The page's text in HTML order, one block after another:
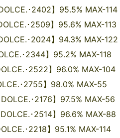
･2402】95.5% MAX-114
･2509】95.6% MAX-113
･2024】94.3% MAX-122
･2344】95.2% MAX-118
･2522】96.0% MAX-104
･2755】98.0% MAX-55
･2176】97.5% MAX-56
･2514】96.6% MAX-88
･2218】95.1% MAX-114